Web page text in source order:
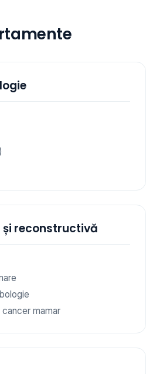
reconstructivă
cancer mamar